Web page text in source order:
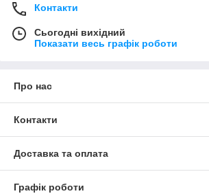
Контакти
Сьогодні вихідний
Показати весь графік роботи
Про нас
Контакти
Доставка та оплата
Графік роботи